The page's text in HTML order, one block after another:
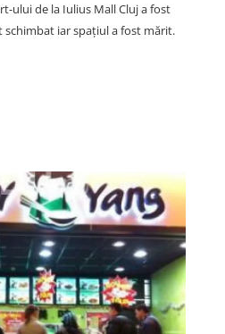
ului de la Iulius Mall Cluj a fost
schimbat iar spațiul a fost mărit.